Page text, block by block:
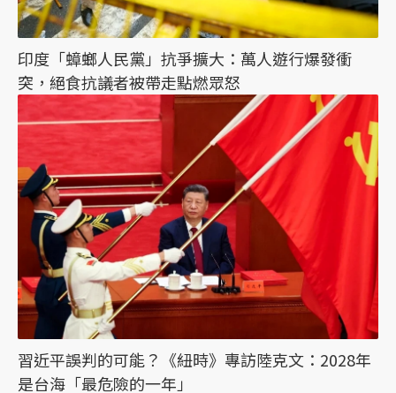
印度「蟑螂人民黨」抗爭擴大：萬人遊行爆發衝
突，絕食抗議者被帶走點燃眾怒
習近平誤判的可能？《紐時》專訪陸克文：2028年
是台海「最危險的一年」